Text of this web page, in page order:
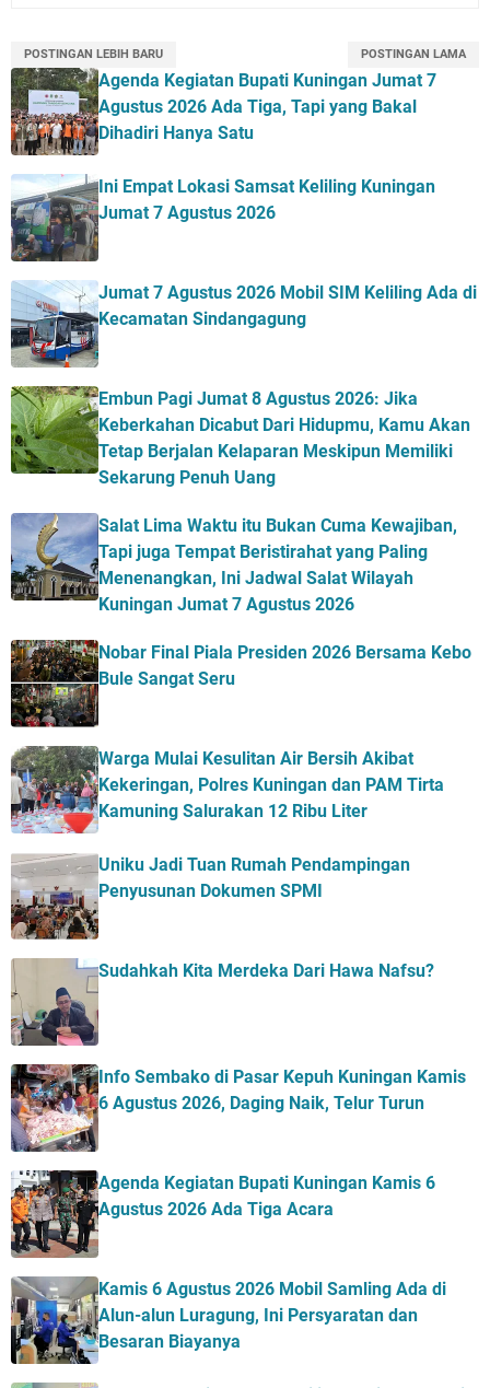
POSTINGAN LEBIH BARU POSTINGAN LAMA
Agenda Kegiatan Bupati Kuningan Jumat 7
Agustus 2026 Ada Tiga, Tapi yang Bakal
Dihadiri Hanya Satu
Ini Empat Lokasi Samsat Keliling Kuningan
Jumat 7 Agustus 2026
Jumat 7 Agustus 2026 Mobil SIM Keliling Ada di
Kecamatan Sindangagung
Embun Pagi Jumat 8 Agustus 2026: Jika
Keberkahan Dicabut Dari Hidupmu, Kamu Akan
Tetap Berjalan Kelaparan Meskipun Memiliki
Sekarung Penuh Uang
Salat Lima Waktu itu Bukan Cuma Kewajiban,
Tapi juga Tempat Beristirahat yang Paling
Menenangkan, Ini Jadwal Salat Wilayah
Kuningan Jumat 7 Agustus 2026
Nobar Final Piala Presiden 2026 Bersama Kebo
Bule Sangat Seru
Warga Mulai Kesulitan Air Bersih Akibat
Kekeringan, Polres Kuningan dan PAM Tirta
Kamuning Salurakan 12 Ribu Liter
Uniku Jadi Tuan Rumah Pendampingan
Penyusunan Dokumen SPMI
Sudahkah Kita Merdeka Dari Hawa Nafsu?
Info Sembako di Pasar Kepuh Kuningan Kamis
6 Agustus 2026, Daging Naik, Telur Turun
Agenda Kegiatan Bupati Kuningan Kamis 6
Agustus 2026 Ada Tiga Acara
Kamis 6 Agustus 2026 Mobil Samling Ada di
Alun-alun Luragung, Ini Persyaratan dan
Besaran Biayanya